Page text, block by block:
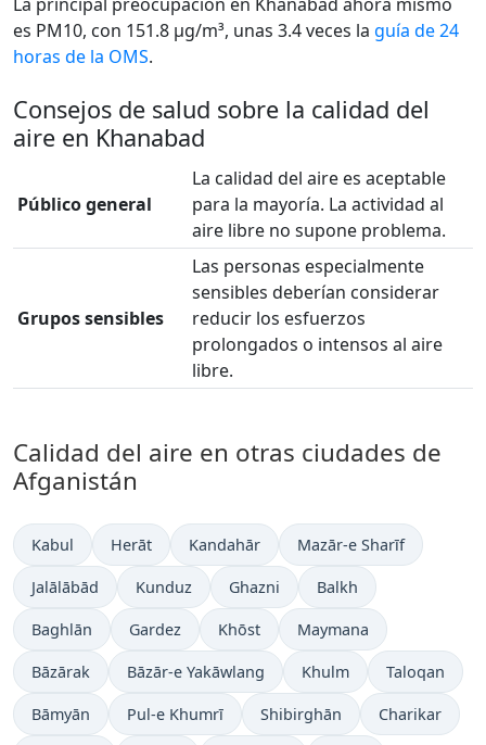
es PM10, con 151.8 µg/m³, unas 3.4 veces la guía de 24
horas de la OMS.
Consejos de salud sobre la calidad del
aire en Khanabad
Público general
La calidad del aire es aceptable
para la mayoría. La actividad al
aire libre no supone problema.
Grupos sensibles
Las personas especialmente
sensibles deberían considerar
reducir los esfuerzos
prolongados o intensos al aire
libre.
Calidad del aire en otras ciudades de
Afganistán
Kabul Herāt Kandahār Mazār-e Sharīf
Jalālābād Kunduz Ghazni Balkh
Baghlān Gardez Khōst Maymana
Bāzārak Bāzār-e Yakāwlang Khulm Taloqan
Bāmyān Pul-e Khumrī Shibirghān Charikar